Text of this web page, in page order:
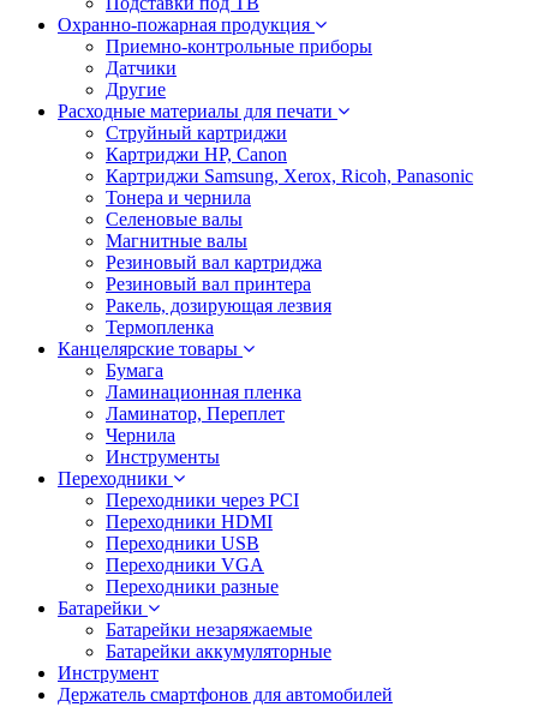
Охранно-пожарная продукция
Приемно-контрольные приборы
Датчики
Другие
Расходные материалы для печати
Струйный картриджи
Картриджи HP, Canon
Картриджи Samsung, Xerox, Ricoh, Panasonic
Тонера и чернила
Селеновые валы
Магнитные валы
Резиновый вал картриджа
Резиновый вал принтера
Ракель, дозирующая лезвия
Термопленка
Канцелярские товары
Бумага
Ламинационная пленка
Ламинатор, Переплет
Чернила
Инструменты
Переходники
Переходники через PCI
Переходники HDMI
Переходники USB
Переходники VGA
Переходники разные
Батарейки
Батарейки незаряжаемые
Батарейки аккумуляторные
Инструмент
Держатель смартфонов для автомобилей